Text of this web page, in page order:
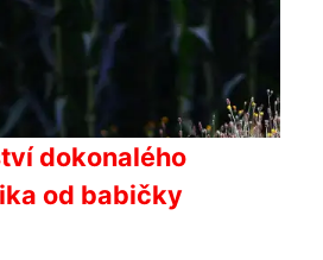
dokonalého
od babičky